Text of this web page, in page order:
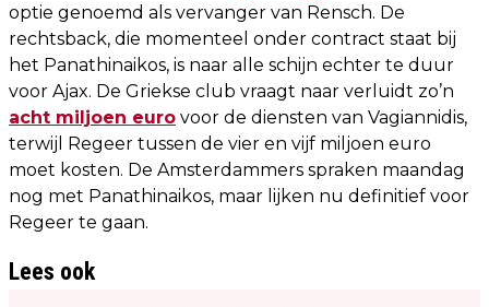
optie genoemd als vervanger van Rensch. De
rechtsback, die momenteel onder contract staat bij
het Panathinaikos, is naar alle schijn echter te duur
voor Ajax. De Griekse club vraagt naar verluidt zo’n
acht miljoen euro voor de diensten van Vagiannidis,
terwijl Regeer tussen de vier en vijf miljoen euro
moet kosten. De Amsterdammers spraken maandag
nog met Panathinaikos, maar lijken nu definitief voor
Regeer te gaan.
Lees ook